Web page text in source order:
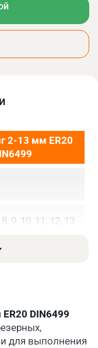
2-13 мм ER20
9, 10, 11, 12, 13
DIN6499
для выполнения